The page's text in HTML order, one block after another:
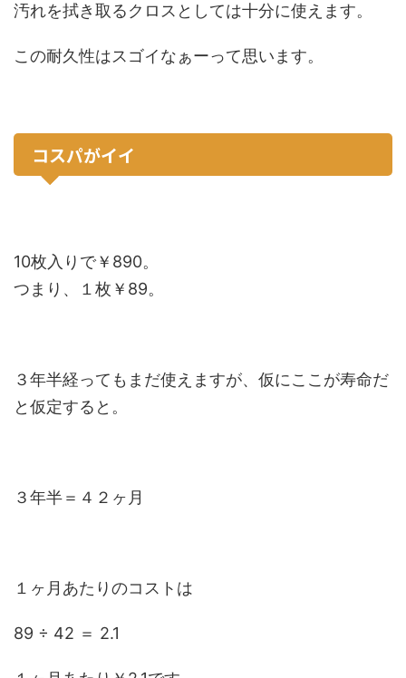
汚れを拭き取るクロスとしては十分に使えます。
この耐久性はスゴイなぁーって思います。
コスパがイイ
10枚入りで￥890。
つまり、１枚￥89。
３年半経ってもまだ使えますが、仮にここが寿命だ
と仮定すると。
３年半＝４２ヶ月
１ヶ月あたりのコストは
89 ÷ 42 ＝ 2.1